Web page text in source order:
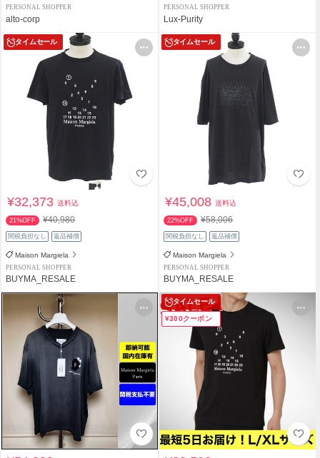
PERSONAL SHOPPER
alto-corp
PERSONAL SHOPPER
Lux-Purity
タイムセール
¥32,373送料込
21%OFF ¥40,980
関税負担なし 返品補償
Maison Margiela
PERSONAL SHOPPER
BUYMA_RESALE
タイムセール
¥45,008送料込
22%OFF ¥58,006
関税負担なし 返品補償
Maison Margiela
PERSONAL SHOPPER
BUYMA_RESALE
タイムセール
¥300クーポン